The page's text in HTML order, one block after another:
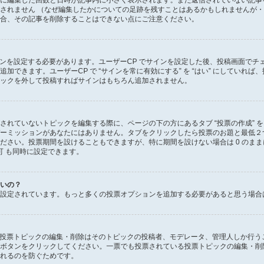
れません （なぜ編集したかについての足跡を残すことはあるかもしれませんが
、その記事を削除することはできない点にご注意ください。
を設定する必要があります。ユーザーCP でサインを設定した後、投稿画面でチ
加できます。ユーザーCP で “サインを常に有効にする” を “はい” にしていれば
クを外して投稿すればサインはもちろん追加されません。
れていないトピックを編集する際に、ページの下の方にあるタブ “投票の作成”
ミッションがあなたにはありません。タブをクリックしたら投票のお題と最低
さい。投票期間を設けることもできますが、特に期間を設けない場合は 0 のま
も同時に設定できます。
の？
定されています。もっと多くの投票オプションを追加する必要があると思う場合
票トピックの編集・削除はそのトピックの投稿者、モデレータ、管理人しか行
タンをクリックしてください。一票でも投票されている投票トピックの編集・
るのを防ぐためです。